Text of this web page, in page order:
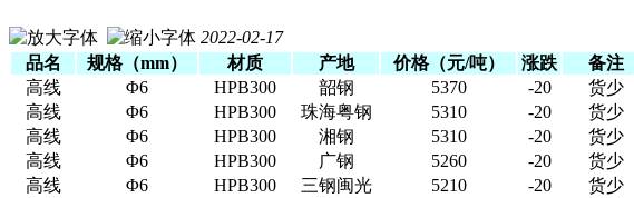
2022-02-17
品名
规格（mm） 材质 产地 价格（元/吨） 涨跌 备注
高线
Φ6 HPB300 韶钢 5370 -20 货少
高线
Φ6 HPB300 珠海粤钢 5310 -20 货少
高线
Φ6 HPB300 湘钢 5310 -20 货少
高线
Φ6 HPB300 广钢 5260 -20 货少
高线
Φ6 HPB300 三钢闽光 5210 -20 货少